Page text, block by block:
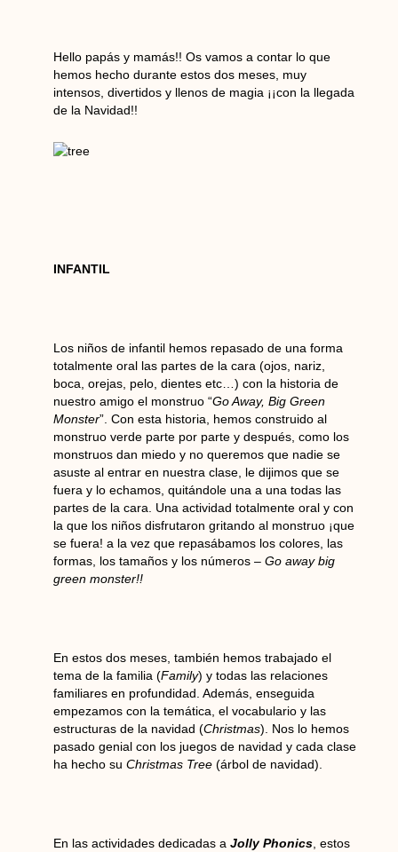
Hello papás y mamás!! Os vamos a contar lo que
hemos hecho durante estos dos meses, muy
intensos, divertidos y llenos de magia ¡¡con la llegada
de la Navidad!!
INFANTIL
Los niños de infantil hemos repasado de una forma
totalmente oral las partes de la cara (ojos, nariz,
boca, orejas, pelo, dientes etc…) con la historia de
nuestro amigo el monstruo “Go Away, Big Green
Monster”. Con esta historia, hemos construido al
monstruo verde parte por parte y después, como los
monstruos dan miedo y no queremos que nadie se
asuste al entrar en nuestra clase, le dijimos que se
fuera y lo echamos, quitándole una a una todas las
partes de la cara. Una actividad totalmente oral y con
la que los niños disfrutaron gritando al monstruo ¡que
se fuera! a la vez que repasábamos los colores, las
formas, los tamaños y los números – Go away big
green monster!!
En estos dos meses, también hemos trabajado el
tema de la familia (Family) y todas las relaciones
familiares en profundidad. Además, enseguida
empezamos con la temática, el vocabulario y las
estructuras de la navidad (Christmas). Nos lo hemos
pasado genial con los juegos de navidad y cada clase
ha hecho su Christmas Tree(árbol de navidad).
En las actividades dedicadas a Jolly Phonics, estos